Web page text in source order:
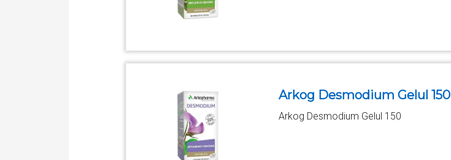
Arkog Desmodium Gelul 150
Arkog Desmodium Gelul 150